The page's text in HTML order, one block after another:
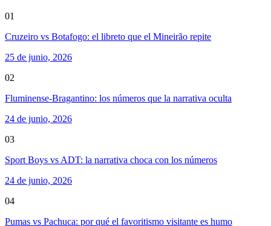
01
Cruzeiro vs Botafogo: el libreto que el Mineirão repite
25 de junio, 2026
02
Fluminense-Bragantino: los números que la narrativa oculta
24 de junio, 2026
03
Sport Boys vs ADT: la narrativa choca con los números
24 de junio, 2026
04
Pumas vs Pachuca: por qué el favoritismo visitante es humo